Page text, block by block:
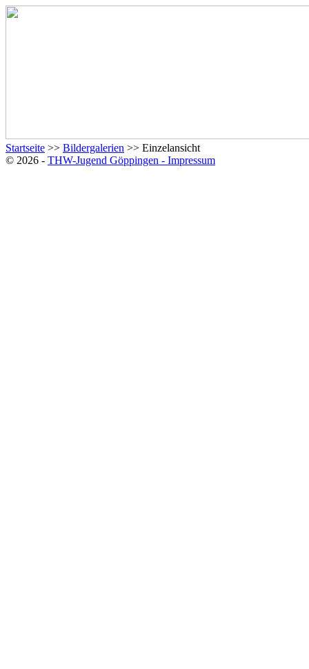
Startseite >> Bildergalerien >> Einzelansicht
© 2026 - THW-Jugend Göppingen - Impressum